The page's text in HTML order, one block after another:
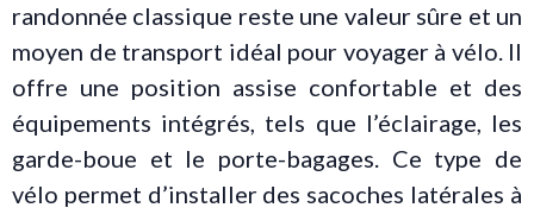
randonnée classique reste une valeur sûre et un
moyen de transport idéal pour voyager à vélo. Il
offre une position assise confortable et des
équipements intégrés, tels que l’éclairage, les
garde-boue et le porte-bagages. Ce type de
vélo permet d’installer des sacoches latérales à